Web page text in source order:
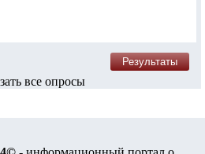
все опросы